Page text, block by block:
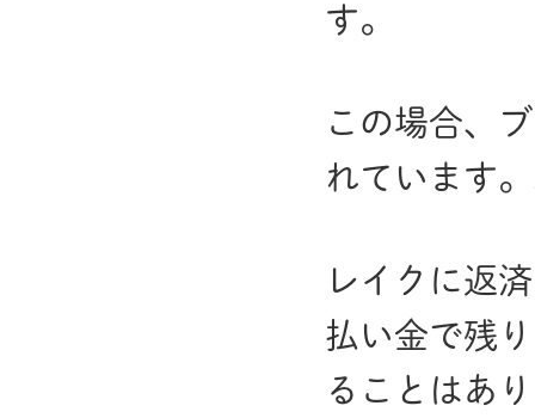
す。
この場合、
れています
レイクに返
払い金で残
ることはあ